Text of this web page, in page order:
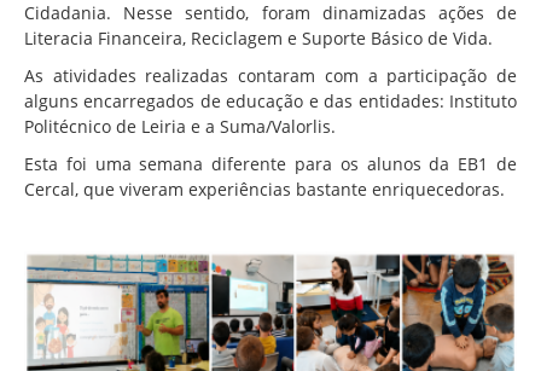
Horários
Serviços
Secretarias
Bibliotecas
Reprografias/Papelarias
Refeitórios
SPO
Contactos
Cidadania. Nesse sentido, foram dinamizadas ações de
Literacia Financeira, Reciclagem e Suporte Básico de Vida.
As atividades realizadas contaram com a participação de
alguns encarregados de educação e das entidades: Instituto
Politécnico de Leiria e a Suma/Valorlis.
Esta foi uma semana diferente para os alunos da EB1 de
Cercal, que viveram experiências bastante enriquecedoras.